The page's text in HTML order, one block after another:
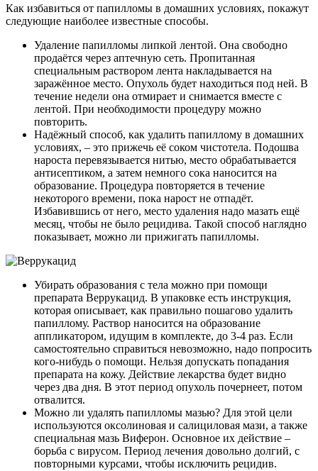
Как избавиться от папилломы в домашних условиях, покажут
следующие наиболее известные способы.
Удаление папилломы липкой лентой. Она свободно
продаётся через аптечную сеть. Пропитанная
специальным раствором лента накладывается на
заражённое место. Опухоль будет находиться под ней. В
течение недели она отмирает и снимается вместе с
лентой. При необходимости процедуру можно
повторить.
Надёжный способ, как удалить папиллому в домашних
условиях, – это прижечь её соком чистотела. Подошва
нароста перевязывается нитью, место обрабатывается
антисептиком, а затем немного сока наносится на
образование. Процедура повторяется в течение
некоторого времени, пока нарост не отпадёт.
Избавившись от него, место удаления надо мазать ещё
месяц, чтобы не было рецидива. Такой способ наглядно
показывает, можно ли прижигать папилломы.
Убирать образования с тела можно при помощи
препарата Веррукацид. В упаковке есть инструкция,
которая описывает, как правильно пошагово удалить
папиллому. Раствор наносится на образование
аппликатором, идущим в комплекте, до 3-4 раз. Если
самостоятельно справиться невозможно, надо попросить
кого-нибудь о помощи. Нельзя допускать попадания
препарата на кожу. Действие лекарства будет видно
через два дня. В этот период опухоль почернеет, потом
отвалится.
Можно ли удалять папилломы мазью? Для этой цели
используются оксолиновая и салициловая мази, а также
специальная мазь Виферон. Основное их действие –
борьба с вирусом. Период лечения довольно долгий, с
повторными курсами, чтобы исключить рецидив.